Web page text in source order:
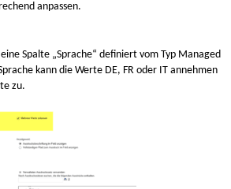
anpassen.
Spalte „Sprache“ definiert vom Typ Managed
kann die Werte DE, FR oder IT annehmen
zu.